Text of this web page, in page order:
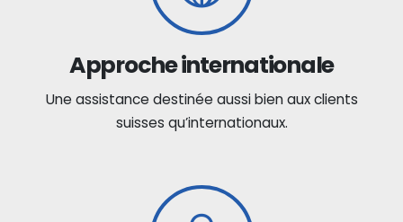
Approche internationale
Une assistance destinée aussi bien aux clients
suisses qu’internationaux.